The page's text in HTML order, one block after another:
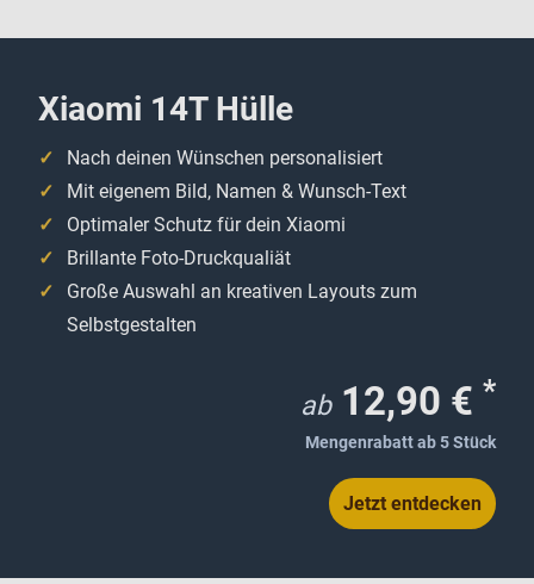
Xiaomi 14T Hülle
Nach deinen Wünschen personalisiert
Mit eigenem Bild, Namen & Wunsch-Text
Optimaler Schutz für dein Xiaomi
Brillante Foto-Druckqualiät
Große Auswahl an kreativen Layouts zum
Selbstgestalten
ab 12,90 € *
Mengenrabatt ab 5 Stück
Jetzt entdecken